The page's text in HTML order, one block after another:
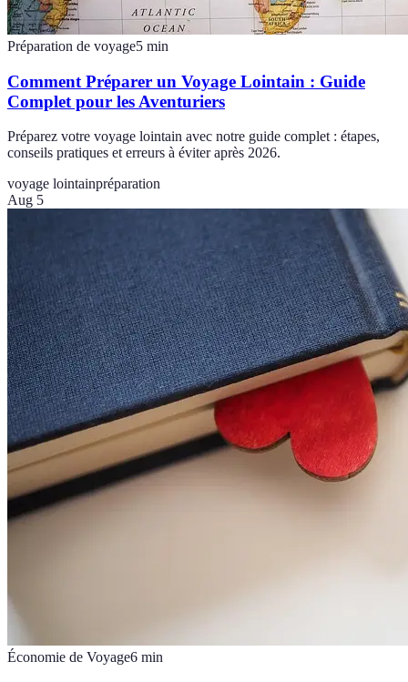
Préparation de voyage5 min
Comment Préparer un Voyage Lointain : Guide
Complet pour les Aventuriers
Préparez votre voyage lointain avec notre guide complet : étapes,
conseils pratiques et erreurs à éviter après 2026.
voyage lointainpréparation
Aug 5
Économie de Voyage6 min